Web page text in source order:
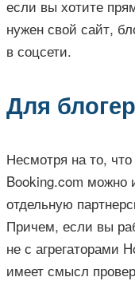
если вы хотите
нужен свой сайт,
в соцсети.
Для
Несмотря на то,
Booking.com можно
отдельную
Причем, если вы
не с агрегаторами
имеет смысл